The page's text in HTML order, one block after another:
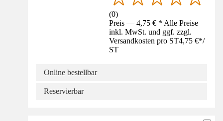
(0)
Preis — 4,75 € * Alle Preise
inkl. MwSt. und ggf. zzgl.
Versandkosten pro ST4,75 €*/
ST
Online bestellbar
Reservierbar